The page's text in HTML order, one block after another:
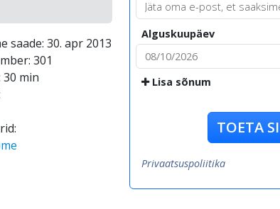
saade: 30. apr 2013
301
min
Alguskuupäev
Lisa sõnum
TOETA
Privaatsuspoliitika